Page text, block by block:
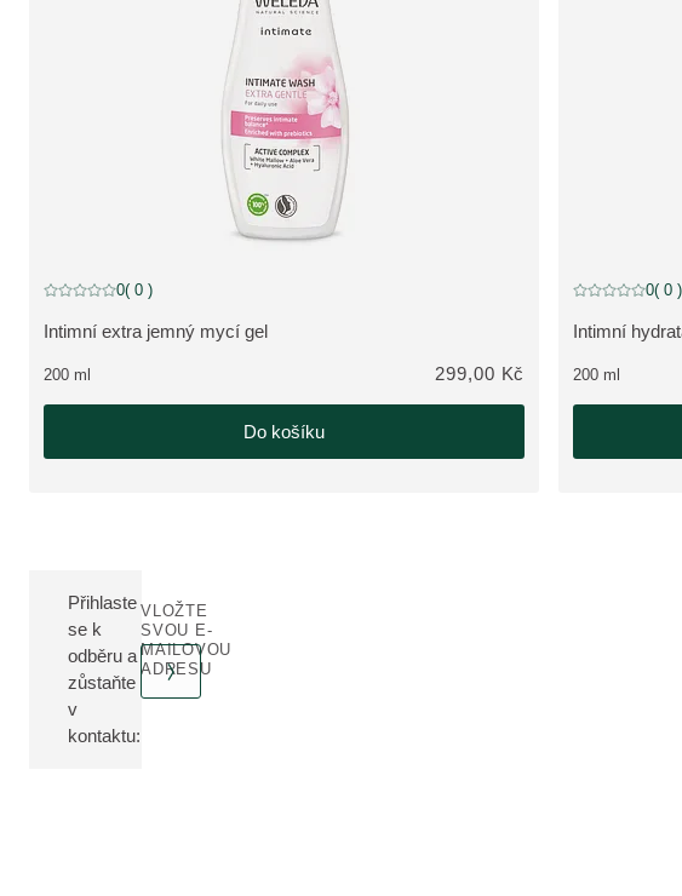
ZOBRAZIT PRODUKT:
Intimní extra jemný mycí gel
Aktuální hodnocení: 0 z 5 hvězdiček hodnoceno 0 zákazníky
0( 0 )
200 ml 299,00 Kč
Do košíku
ZOBRAZIT
Intimní
Aktuální 0( 0 )
200 ml
Přihlaste
se k
odběru a
zůstaňte
v
kontaktu:
VLOŽTE
SVOU E-
MAILOVOU
ADRESU